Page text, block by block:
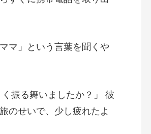
マ」とい
振る舞いましたか？」 彼